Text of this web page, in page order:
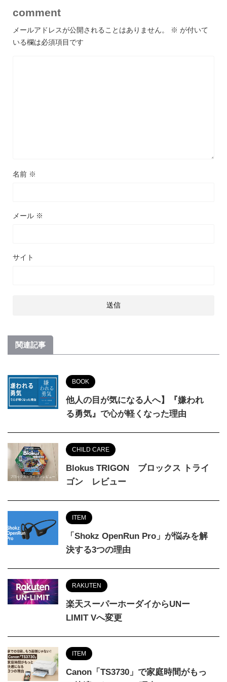
comment
メールアドレスが公開されることはありません。 ※ が付いて
いる欄は必須項目です
名前 ※
メール ※
サイト
関連記事
BOOK
他人の目が気になる人へ】『嫌われ
る勇気』で心が軽くなった理由
CHILD CARE
Blokus TRIGON ブロックス トライ
ゴン レビュー
ITEM
「Shokz OpenRun Pro」が悩みを解
決する3つの理由
RAKUTEN
楽天スーパーホーダイからUNー
LIMIT Vへ変更
ITEM
Canon「TS3730」で家庭時間がもっ